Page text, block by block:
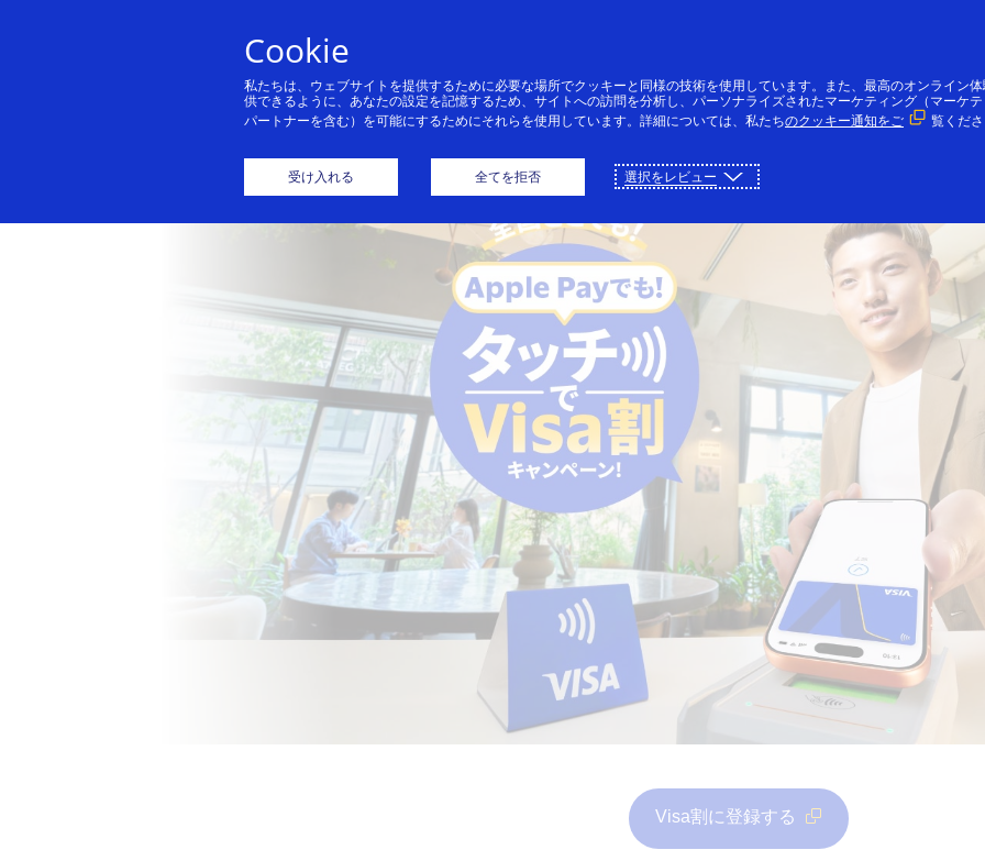
個人のお客様 法人・個人事業主のお客様
全国キャンペーン
Visa割に登録する
Cookie
私たちは、ウェブサイトを提供するために必要な場所でクッキーと同様の技術を使用しています。また、最高のオンライン
供できるように、あなたの設定を記憶するため、サイトへの訪問を分析し、パーソナライズされたマーケティング（マーケ
パートナーを含む）を可能にするためにそれらを使用しています。詳細については、私たちのクッキー通知をご 覧くだ
受け入れる 全てを拒否 選択をレビュー